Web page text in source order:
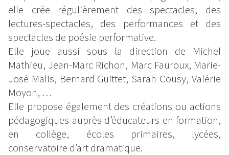
elle crée régulièrement des spectacles, des
lectures-spectacles, des performances et des
spectacles de poésie performative.
Elle joue aussi sous la direction de Michel
Mathieu, Jean-Marc Richon, Marc Fauroux, Marie-
José Malis, Bernard Guittet, Sarah Cousy, Valérie
Moyon, …
Elle propose également des créations ou actions
pédagogiques auprès d’éducateurs en formation,
en collège, écoles primaires, lycées,
conservatoire d’art dramatique.